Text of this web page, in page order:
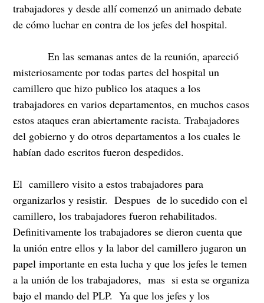
trabajadores y desde allí comenzó un animado debate
de cómo luchar en contra de los jefes del hospital.
En las semanas antes de la reunión, apareció
misteriosamente por todas partes del hospital un
camillero que hizo publico los ataques a los
trabajadores en varios departamentos, en muchos casos
estos ataques eran abiertamente racista. Trabajadores
del gobierno y do otros departamentos a los cuales le
habían dado escritos fueron despedidos.
El camillero visito a estos trabajadores para
organizarlos y resistir. Despues de lo sucedido con el
camillero, los trabajadores fueron rehabilitados.
Definitivamente los trabajadores se dieron cuenta que
la unión entre ellos y la labor del camillero jugaron un
papel importante en esta lucha y que los jefes le temen
a la unión de los trabajadores, mas si esta se organiza
bajo el mando del PLP. Ya que los jefes y los